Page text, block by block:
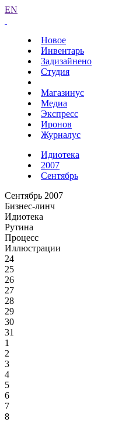
EN
Новое
Инвентарь
Задизайнено
Студия
Магазинус
Медиа
Экспресс
Иронов
Журналус
Идиотека
2007
Сентябрь
Сентябрь 2007
Бизнес-линч
Идиотека
Рутина
Процесс
Иллюстрации
24
25
26
27
28
29
30
31
1
2
3
4
5
6
7
8